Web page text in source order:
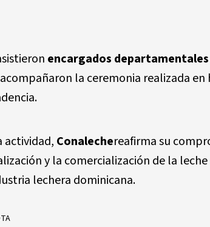
encargados
la ceremonia realizada
actividad, Conalechereafirma su
y la comercialización de la
lechera dominicana.